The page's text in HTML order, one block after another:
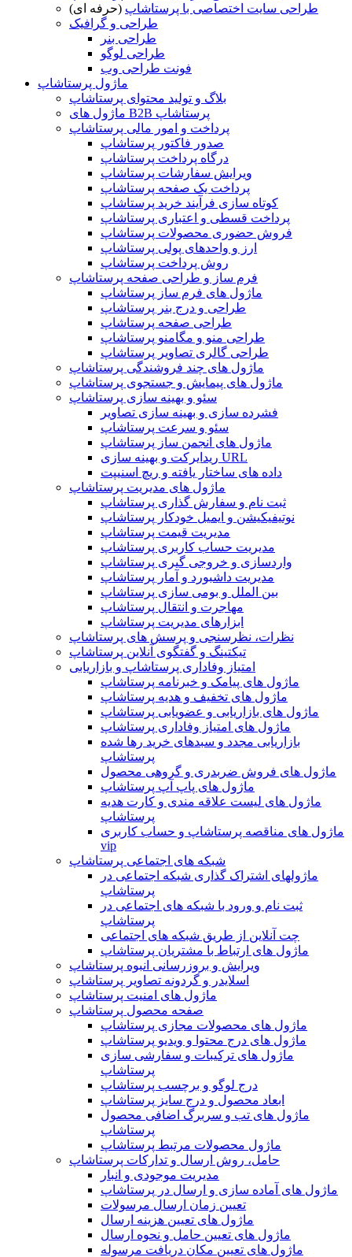
طراحی سایت اختصاصی با پرستاشاپ (حرفه ای)
طراحی و گرافیک
طراحی بنر
طراحی لوگو
فونت طراحی وب
ماژول پرستاشاپ
بلاگ و تولید محتوای پرستاشاپ
ماژول های B2B پرستاشاپ
پرداخت و امور مالی پرستاشاپ
صدور فاکتور پرستاشاپ
درگاه پرداخت پرستاشاپ
ویرایش سفارشات پرستاشاپ
پرداخت یک صفحه پرستاشاپ
کوتاه سازی فرآیند خرید پرستاشاپ
پرداخت قسطی و اعتباری پرستاشاپ
فروش حضوری محصولات پرستاشاپ
ارز و واحدهای پولی پرستاشاپ
روش پرداخت پرستاشاپ
فرم ساز و طراحی صفحه پرستاشاپ
ماژول های فرم ساز پرستاشاپ
طراحی و درج بنر پرستاشاپ
طراحی صفحه پرستاشاپ
طراحی منو و مگامنو پرستاشاپ
طراحی گالری تصاویر پرستاشاپ
ماژول های چند فروشندگی پرستاشاپ
ماژول های پیمایش و جستجوی پرستاشاپ
سئو و بهینه سازی پرستاشاپ
فشرده سازی و بهینه سازی تصاویر
سئو و سرعت پرستاشاپ
ماژول های انجمن ساز پرستاشاپ
ریدایرکت و بهینه سازی URL
داده های ساختار یافته و ریچ اسنیپت
ماژول های مدیریت پرستاشاپ
ثبت نام و سفارش گذاری پرستاشاپ
نوتیفیکیشن و ایمیل خودکار پرستاشاپ
مدیریت قیمت پرستاشاپ
مدیریت حساب کاربری پرستاشاپ
واردسازی و خروجی گیری پرستاشاپ
مدیریت داشبورد و آمار پرستاشاپ
بین الملل و بومی سازی پرستاشاپ
مهاجرت و انتقال پرستاشاپ
ابزارهای مدیریت پرستاشاپ
نظرات، نظرسنجی و پرسش های پرستاشاپ
تیکتینگ و گفتگوی آنلاین پرستاشاپ
امتیاز وفاداری پرستاشاپ و بازاریابی
ماژول های پیامک و خبرنامه پرستاشاپ
ماژول های تخفیف و هدیه پرستاشاپ
ماژول های بازاریابی و عضویابی پرستاشاپ
ماژول های امتیاز وفاداری پرستاشاپ
بازاریابی مجدد و سبدهای خرید رها شده
پرستاشاپ
ماژول های فروش ضربدری و گروهی محصول
ماژول های پاپ آپ پرستاشاپ
ماژول های لیست علاقه مندی و کارت هدیه
پرستاشاپ
ماژول های مناقصه پرستاشاپ و حساب کاربری
vip
شبکه های اجتماعی پرستاشاپ
ماژولهای اشتراک‌ گذاری شبکه اجتماعی در
پرستاشاپ
ثبت نام و ورود با شبکه های اجتماعی در
پرستاشاپ
چت آنلاین از طریق شبکه های اجتماعی
ماژول های ارتباط با مشتریان پرستاشاپ
ویرایش و بروزرسانی انبوه پرستاشاپ
اسلایدر و گردونه تصاویر پرستاشاپ
ماژول های امنیت پرستاشاپ
صفحه محصول پرستاشاپ
ماژول های محصولات مجازی پرستاشاپ
ماژول های درج محتوا و ویدیو پرستاشاپ
ماژول های ترکیبات و سفارشی سازی
پرستاشاپ
درج لوگو و برچسب پرستاشاپ
ابعاد محصول و درج سایز پرستاشاپ
ماژول های تب و سربرگ اضافی محصول
پرستاشاپ
ماژول محصولات مرتبط پرستاشاپ
حامل، روش ارسال و تدارکات پرستاشاپ
مدیریت موجودی و انبار
ماژول های آماده سازی و ارسال در پرستاشاپ
تعیین زمان ارسال مرسولات
ماژول های تعیین هزینه ارسال
ماژول های تعیین حامل و نحوه ارسال
ماژول های تعیین مکان دریافت مرسوله